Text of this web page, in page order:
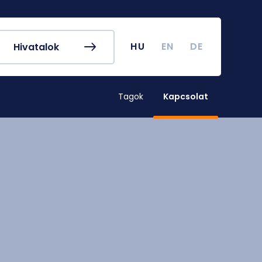
Hivatalok HU EN DE
Tagok Kapcsolat
Tanulmányi naptár